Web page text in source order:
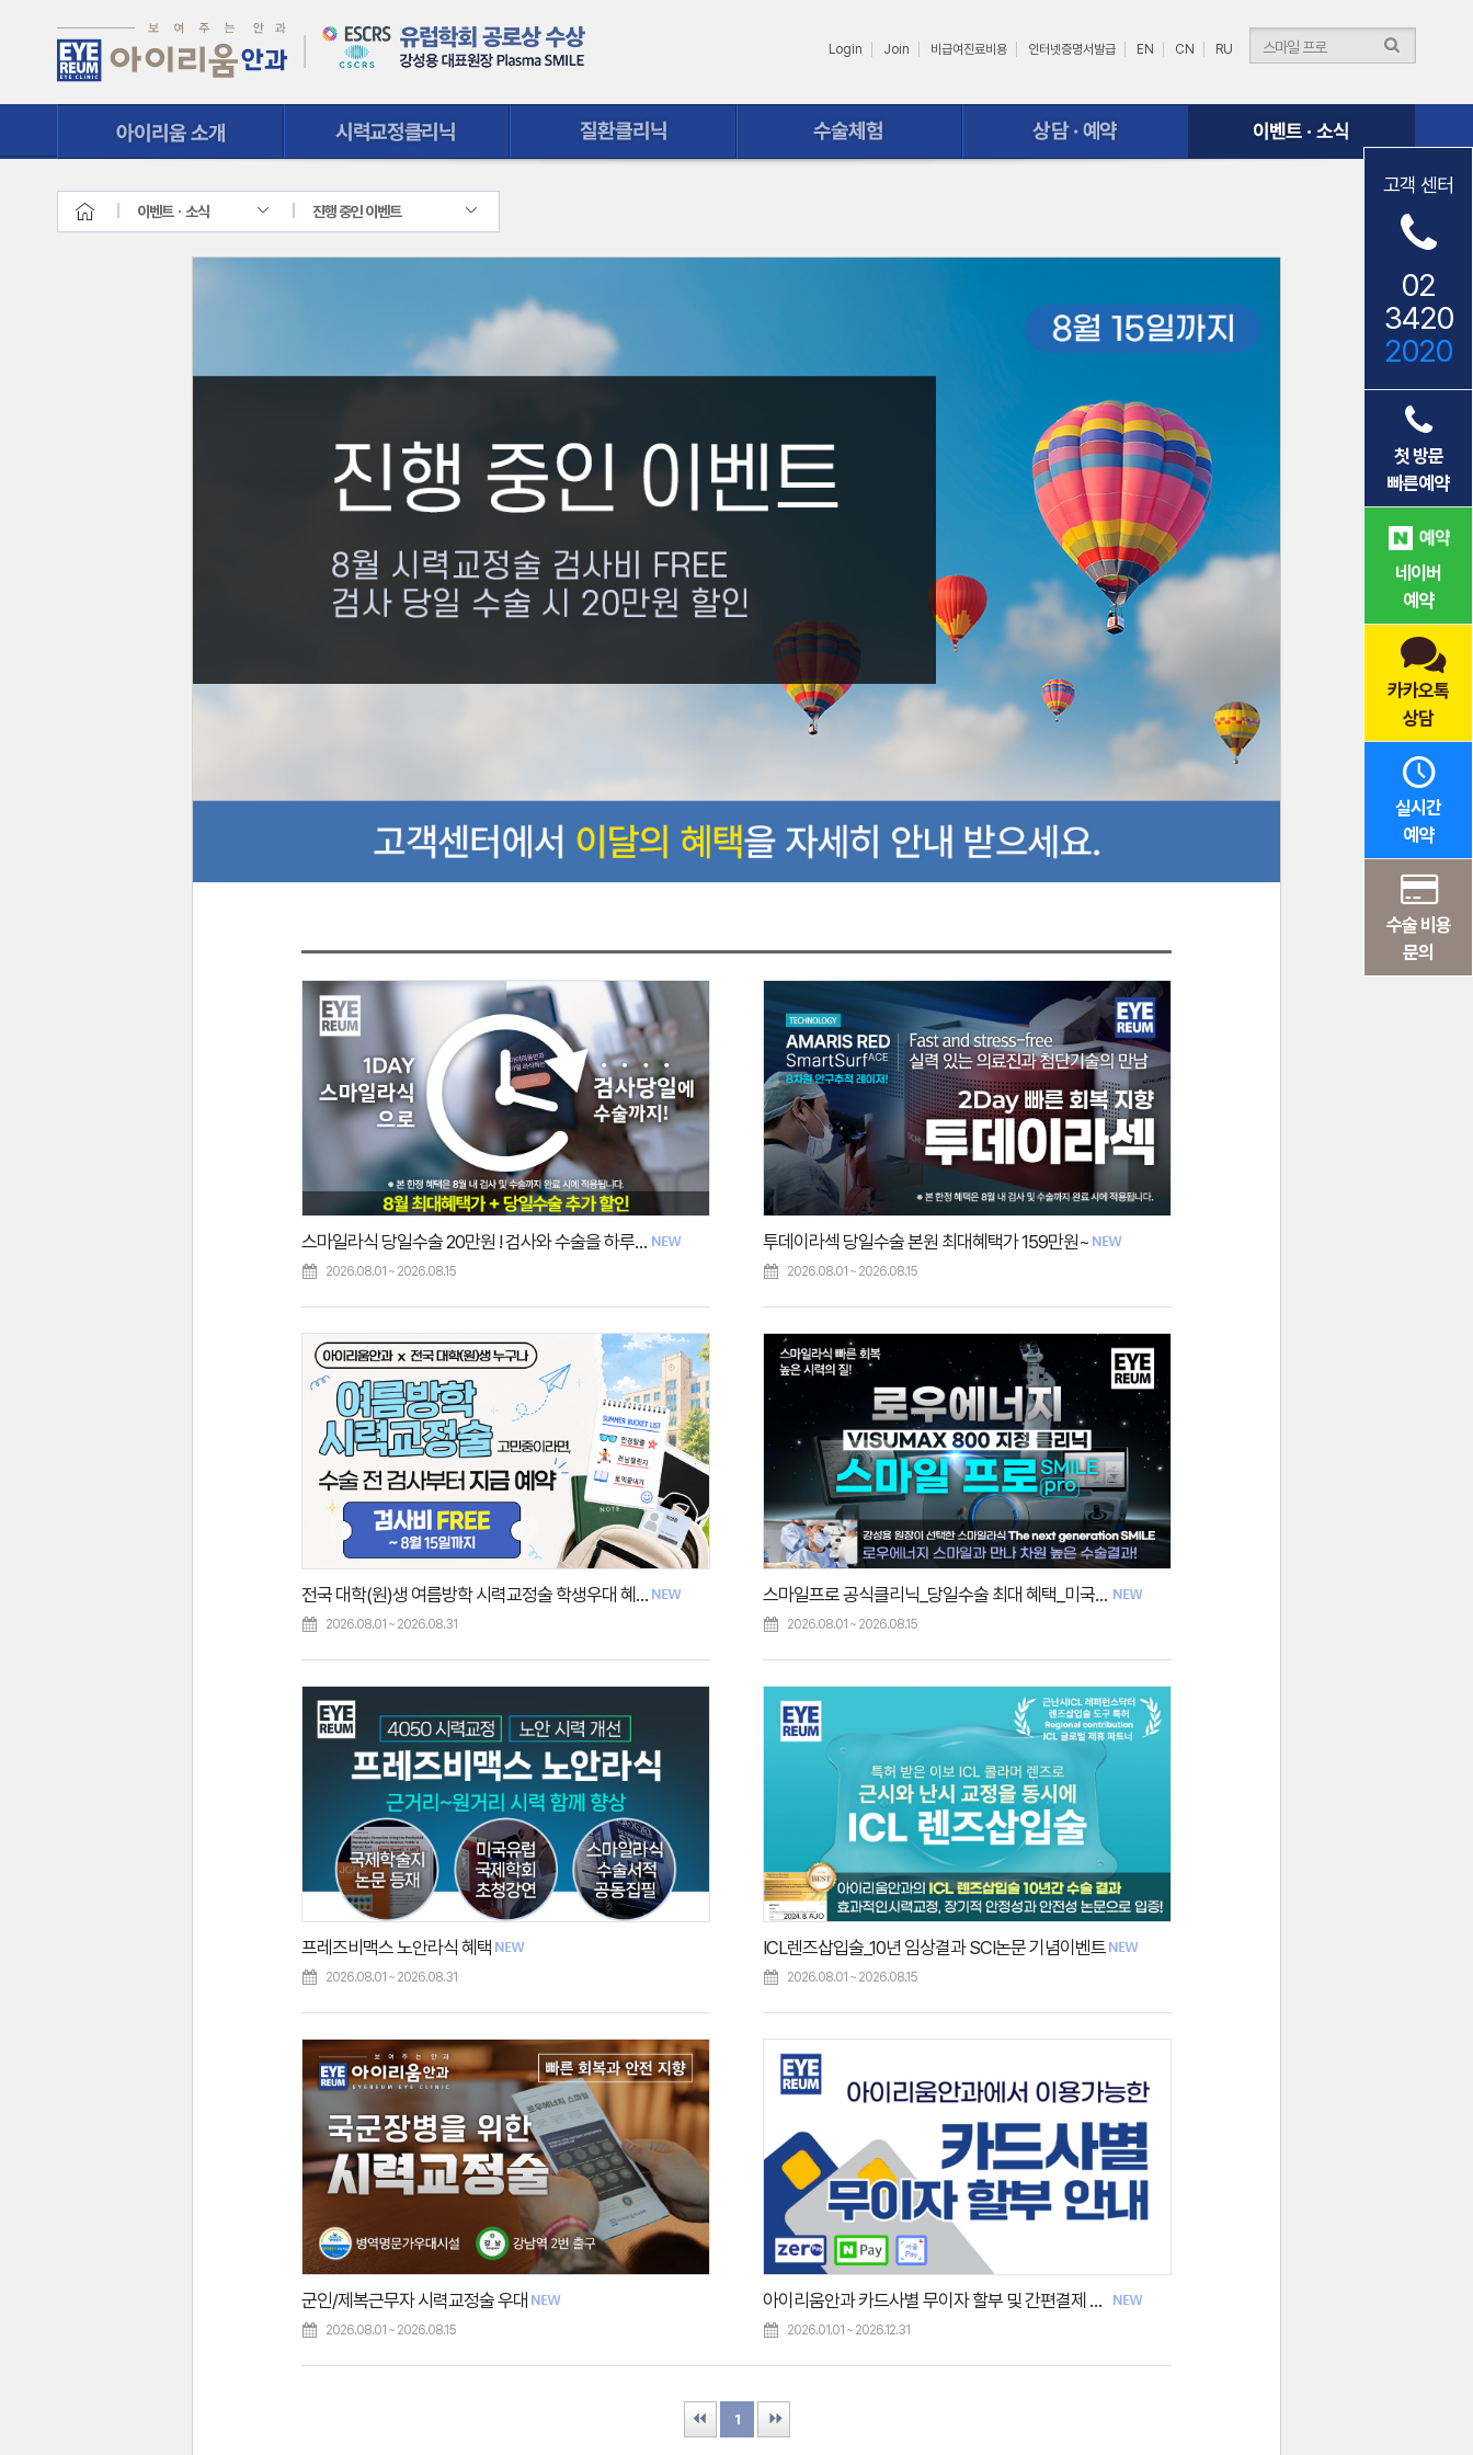
시력교정클리닉 질환클리닉 수술체험 상담ㆍ예약 이벤트ㆍ소식
고객 센터
02
3420
2020
첫 방문
빠른예약
네이버
예약
카카오톡
상담
실시간
예약
수술 비용
문의
이벤트ㆍ소식 진행 중인 이벤트
스마일라식 당일수술 20만원 ! 검사와 수술을 하루에
2026.08.01 ~ 2026.08.15
투데이라섹 당일수술 본원 최대혜택가 159만원~
2026.08.01 ~ 2026.08.15
전국 대학(원)생 여름방학 시력교정술 학생우대 혜택
2026.08.01 ~ 2026.08.31
스마일프로 공식클리닉_당일수술 최대 혜택_미국학회 2년 연속 수상 기념
2026.08.01 ~ 2026.08.15
프레즈비맥스 노안라식 혜택
2026.08.01 ~ 2026.08.31
ICL렌즈삽입술_10년 임상결과 SCI논문 기념이벤트
2026.08.01 ~ 2026.08.15
군인/제복근무자 시력교정술 우대
2026.08.01 ~ 2026.08.15
아이리움안과 카드사별 무이자 할부 및 간편결제 안내
2026.01.01 ~ 2026.12.31
1
Login Join 비급여진료비용 인터넷증명서발급 EN CN RU